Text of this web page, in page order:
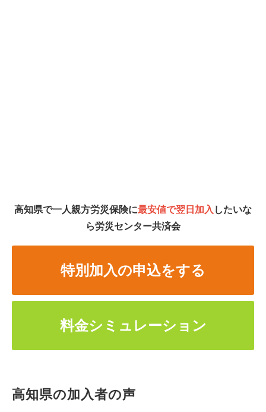
高知県で一人親方労災保険に最安値で翌日加入 したいな
ら労災センター共済会
特別加入の申込をする
料金シミュレーション
高知県の加入者の声